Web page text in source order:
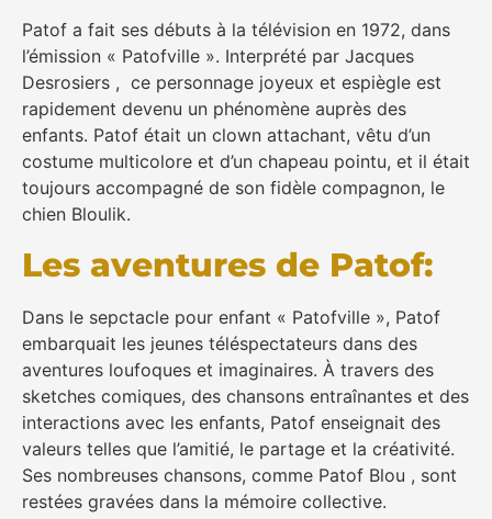
Patof a fait ses débuts à la télévision en 1972, dans
l’émission « Patofville ». Interprété par Jacques
Desrosiers , ce personnage joyeux et espiègle est
rapidement devenu un phénomène auprès des
enfants. Patof était un clown attachant, vêtu d’un
costume multicolore et d’un chapeau pointu, et il était
toujours accompagné de son fidèle compagnon, le
chien Bloulik.
Les aventures de Patof:
Dans le sepctacle pour enfant « Patofville », Patof
embarquait les jeunes téléspectateurs dans des
aventures loufoques et imaginaires. À travers des
sketches comiques, des chansons entraînantes et des
interactions avec les enfants, Patof enseignait des
valeurs telles que l’amitié, le partage et la créativité.
Ses nombreuses chansons, comme Patof Blou , sont
restées gravées dans la mémoire collective.